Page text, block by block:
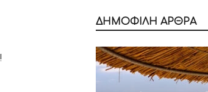
ΔΗΜΟΦΙΛΗ ΑΡΘΡΑ